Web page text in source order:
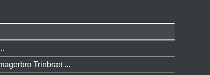
Trinbræt ...